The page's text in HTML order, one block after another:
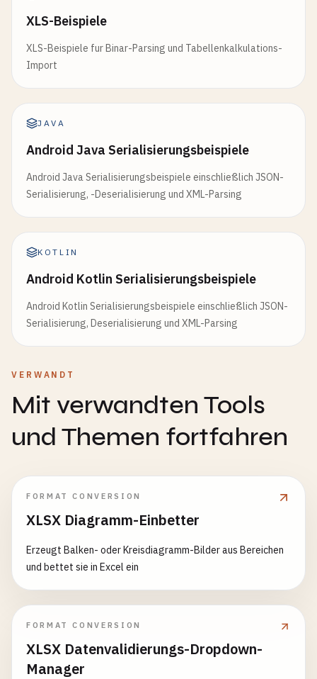
XLS-Beispiele
XLS-Beispiele fur Binar-Parsing und Tabellenkalkulations-
Import
JAVA
Android Java Serialisierungsbeispiele
Android Java Serialisierungsbeispiele einschließlich JSON-
Serialisierung, -Deserialisierung und XML-Parsing
KOTLIN
Android Kotlin Serialisierungsbeispiele
Android Kotlin Serialisierungsbeispiele einschließlich JSON-
Serialisierung, Deserialisierung und XML-Parsing
VERWANDT
Mit verwandten Tools
und Themen fortfahren
FORMAT CONVERSION
XLSX Diagramm-Einbetter
Erzeugt Balken- oder Kreisdiagramm-Bilder aus Bereichen
und bettet sie in Excel ein
FORMAT CONVERSION
XLSX Datenvalidierungs-Dropdown-
Manager